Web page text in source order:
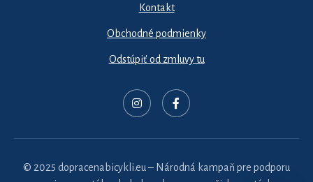
Kontakt
Obchodné podmienky
Odstúpiť od zmluvy tu
© 2025 dopracenabicykli.eu – Národná kampaň pre podporu